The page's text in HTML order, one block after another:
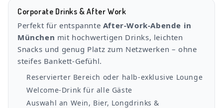
Corporate Drinks & After Work
Perfekt für entspannte After-Work-Abende in
München mit hochwertigen Drinks, leichten
Snacks und genug Platz zum Netzwerken – ohne
steifes Bankett-Gefühl.
Reservierter Bereich oder halb-exklusive Lounge
Welcome-Drink für alle Gäste
Auswahl an Wein, Bier, Longdrinks &